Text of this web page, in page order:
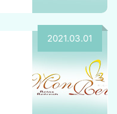
2021.03.01